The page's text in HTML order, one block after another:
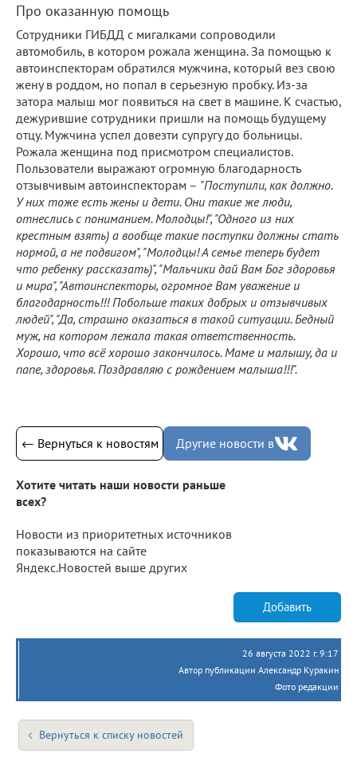
Про оказанную помощь
Сотрудники ГИБДД с мигалками сопроводили
автомобиль, в котором рожала женщина. За помощью к
автоинспекторам обратился мужчина, который вез свою
жену в роддом, но попал в серьезную пробку. Из-за
затора малыш мог появиться на свет в машине. К счастью,
дежурившие сотрудники пришли на помощь будущему
отцу. Мужчина успел довезти супругу до больницы.
Рожала женщина под присмотром специалистов.
Пользователи выражают огромную благодарность
отзывчивым автоинспекторам – "Поступили, как должно.
У них тоже есть жены и дети. Они такие же люди,
отнеслись с пониманием. Молодцы!", "Одного из них
крестным взять) а вообще такие поступки должны стать
нормой, а не подвигом", "Молодцы! А семье теперь будет
что ребенку рассказать)", "Мальчики дай Вам Бог здоровья
и мира", "Автоинспекторы, огромное Вам уважение и
благодарность!!! Побольше таких добрых и отзывчивых
людей", "Да, страшно оказаться в такой ситуации. Бедный
муж, на котором лежала такая ответственность.
Хорошо, что всё хорошо закончилось. Маме и малышу, да и
папе, здоровья. Поздравляю с рождением малыша!!!".
← Вернуться к новостям Другие новости в
Хотите читать наши новости раньше
всех?
Новости из приоритетных источников
показываются на сайте
Яндекс.Новостей выше других
Добавить
26 августа 2022 г. 9:17
Автор публикации Александр Куракин
Фото редакции
Вернуться к списку новостей